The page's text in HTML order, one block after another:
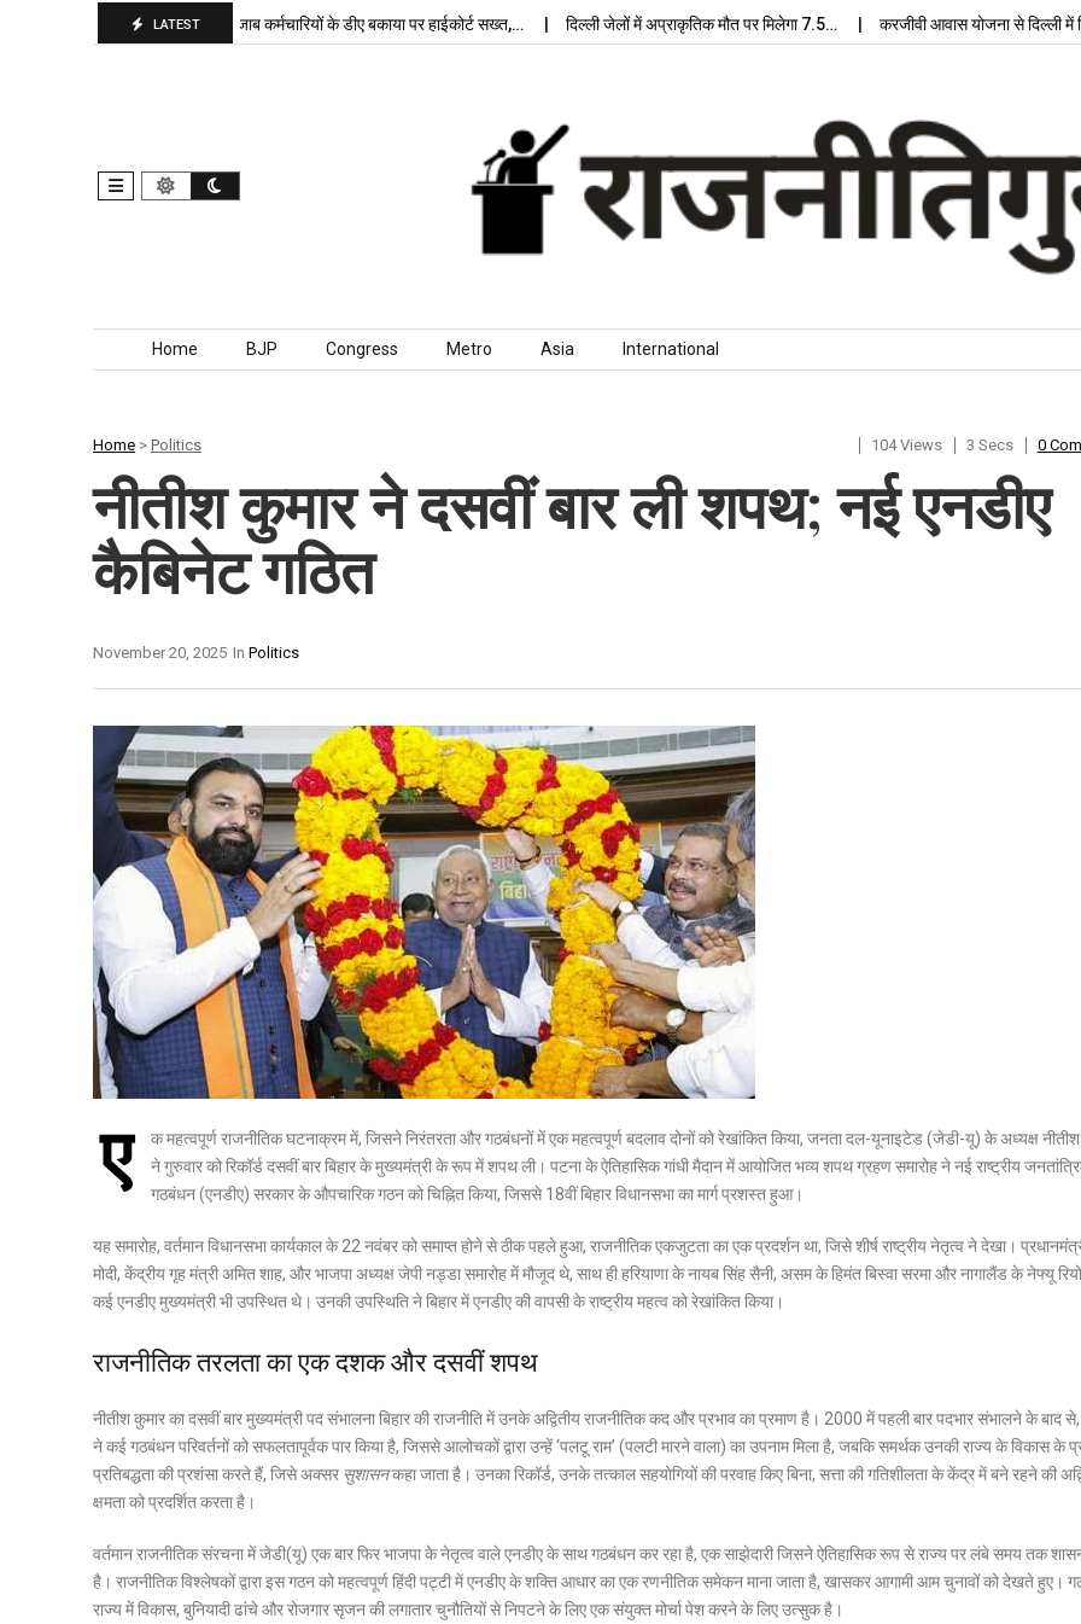
LATEST
बरकरार, बांकीपुर में… पंजाब कर्मचारियों के डीए बकाया पर हाईकोर्ट सख्त,… दिल्ली जेलों में अप्राकृतिक मौत पर मिलेगा 7.5… करजीवी आवास योजना से दिल्ली में
Skip to content
Home BJP Congress Metro Asia International
Home > Politics 104 Views 3 Secs 0
नीतीश कुमार ने दसवीं बार ली शपथ; नई एनडीए
कैबिनेट गठित
In Politics
November 20, 2025
ए
क महत्वपूर्ण राजनीतिक घटनाक्रम में, जिसने निरंतरता और गठबंधनों में एक महत्वपूर्ण बदलाव दोनों को रेखांकित किया, जनता दल-यूनाइटेड (जेडी-यू) के अध्यक्ष
ने गुरुवार को रिकॉर्ड दसवीं बार बिहार के मुख्यमंत्री के रूप में शपथ ली। पटना के ऐतिहासिक गांधी मैदान में आयोजित भव्य शपथ ग्रहण समारोह ने नई राष्ट्रीय
गठबंधन (एनडीए) सरकार के औपचारिक गठन को चिह्नित किया, जिससे 18वीं बिहार विधानसभा का मार्ग प्रशस्त हुआ।
यह समारोह, वर्तमान विधानसभा कार्यकाल के 22 नवंबर को समाप्त होने से ठीक पहले हुआ, राजनीतिक एकजुटता का एक प्रदर्शन था, जिसे शीर्ष राष्ट्रीय नेतृत्व ने देखा।
मोदी, केंद्रीय गृह मंत्री अमित शाह, और भाजपा अध्यक्ष जेपी नड्डा समारोह में मौजूद थे, साथ ही हरियाणा के नायब सिंह सैनी, असम के हिमंत बिस्वा सरमा और नागालैंड के नेफ्यू
कई एनडीए मुख्यमंत्री भी उपस्थित थे। उनकी उपस्थिति ने बिहार में एनडीए की वापसी के राष्ट्रीय महत्व को रेखांकित किया।
राजनीतिक तरलता का एक दशक और दसवीं शपथ
नीतीश कुमार का दसवीं बार मुख्यमंत्री पद संभालना बिहार की राजनीति में उनके अद्वितीय राजनीतिक कद और प्रभाव का प्रमाण है। 2000 में पहली बार पदभार संभालने के बाद
ने कई गठबंधन परिवर्तनों को सफलतापूर्वक पार किया है, जिससे आलोचकों द्वारा उन्हें ‘पलटू राम’ (पलटी मारने वाला) का उपनाम मिला है, जबकि समर्थक उनकी राज्य के विकास के
प्रतिबद्धता की प्रशंसा करते हैं, जिसे अक्सर सुशासनकहा जाता है। उनका रिकॉर्ड, उनके तत्काल सहयोगियों की परवाह किए बिना, सत्ता की गतिशीलता के केंद्र में बने रहने की
क्षमता को प्रदर्शित करता है।
वर्तमान राजनीतिक संरचना में जेडी(यू) एक बार फिर भाजपा के नेतृत्व वाले एनडीए के साथ गठबंधन कर रहा है, एक साझेदारी जिसने ऐतिहासिक रूप से राज्य पर लंबे समय तक
है। राजनीतिक विश्लेषकों द्वारा इस गठन को महत्वपूर्ण हिंदी पट्टी में एनडीए के शक्ति आधार का एक रणनीतिक समेकन माना जाता है, खासकर आगामी आम चुनावों को देखते हुए।
राज्य में विकास, बुनियादी ढांचे और रोजगार सृजन की लगातार चुनौतियों से निपटने के लिए एक संयुक्त मोर्चा पेश करने के लिए उत्सुक है।